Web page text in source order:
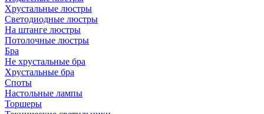
Хрустальные люстры
Светодиодные люстры
На штанге люстры
Потолочные люстры
Бра
Не хрустальные бра
Хрустальные бра
Споты
Настольные лампы
Торшеры